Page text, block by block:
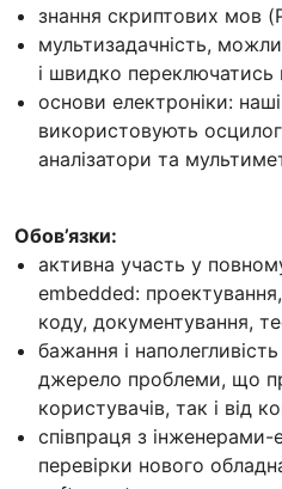
знання скриптових мов
мультизадачність,
і швидко
основи електроніки:
використовують
аналізатори та
Обов’язки:
активна участь у
embedded:
коду, документування,
бажання і
джерело проблеми, що
користувачів, так і від
співпраця з
перевірки нового